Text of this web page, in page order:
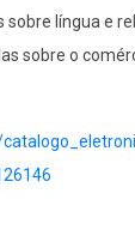
língua e
sobre o